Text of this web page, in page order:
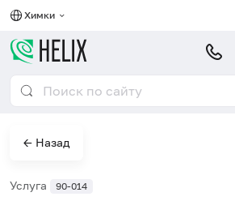
Химки
← Назад
Услуга 90-014